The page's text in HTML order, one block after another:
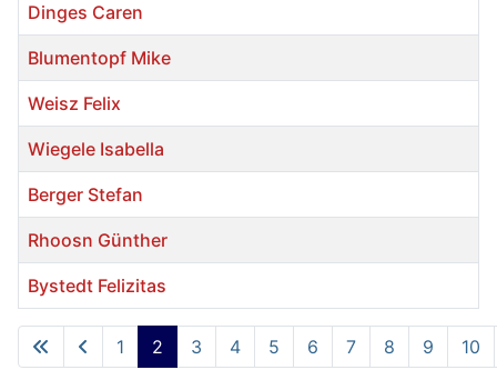
Beiträge
Dinges Caren
Blumentopf Mike
Weisz Felix
Wiegele Isabella
Berger Stefan
Rhoosn Günther
Bystedt Felizitas
Seite 2 von 15
1 2 3 4 5 6 7 8 9 10